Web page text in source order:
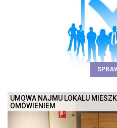
UMOWA NAJMU LOKALU
OMÓWIENIEM